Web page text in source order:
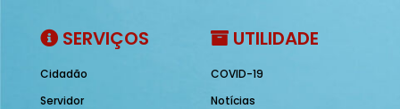
SERVIÇOS
Cidadão
Servidor
UTILIDADE
COVID-19
Notícias